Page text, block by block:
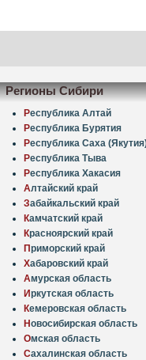
Регионы Сибири
Республика Алтай
Республика Бурятия
Республика Саха
Республика Тыва
Республика Хакасия
Алтайский край
Забайкальский край
Камчатский край
Красноярский край
Приморский край
Хабаровский край
Амурская область
Иркутская область
Кемеровская область
Новосибирская область
Омская область
Сахалинская область